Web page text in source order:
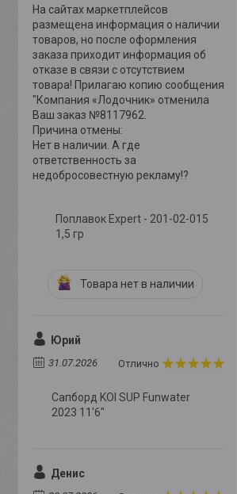
На сайтах маркетплейсов
размещена информация о наличии
товаров, но после оформления
заказа приходит информация об
отказе в связи с отсутствием
товара! Прилагаю копию сообщения
"Компания «Лодочник» отменила
Ваш заказ №8117962.
Причина отмены:
Нет в наличии. А где
ответственность за
недобросовестную рекламу!?
Поплавок Expert - 201-02-015
1,5 гр
Товара нет в наличии
Юрий
31.07.2026 Отлично
Сапборд KOI SUP Funwater
2023 11'6"
Денис